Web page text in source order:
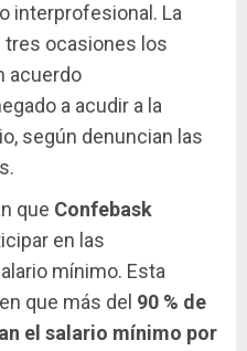
interprofesional. La
tres ocasiones los
acuerdo
a acudir a la
según denuncian las
que Confebask
en las
mínimo. Esta
que más del 90 % de
el salario mínimo por